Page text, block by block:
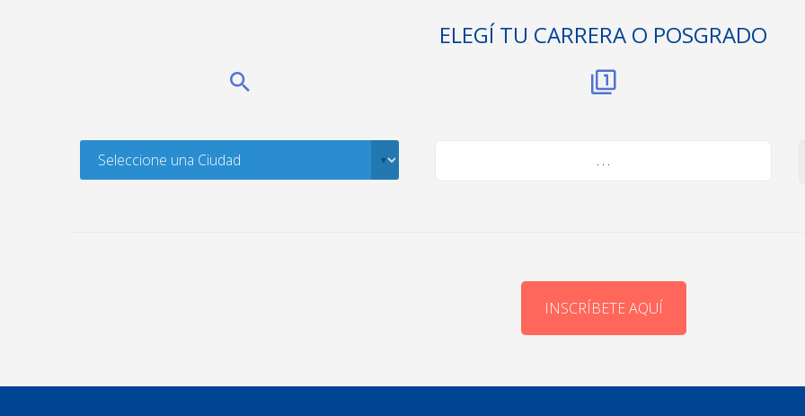
ELEGÍ TU CARRERA O POSGRADO
. . .
INSCRÍBETE AQUÍ